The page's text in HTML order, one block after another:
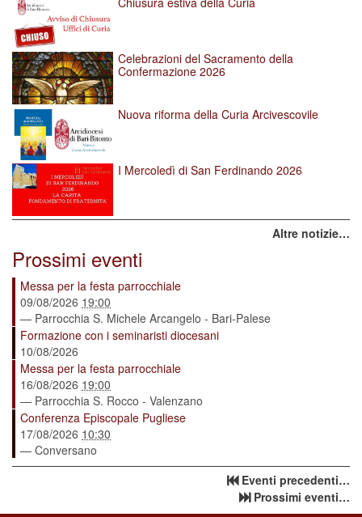
Celebrazioni del Sacramento della
Confermazione 2026
Nuova riforma della Curia Arcivescovile
I Mercoledì di San Ferdinando 2026
Altre notizie…
Prossimi eventi
Messa per la festa parrocchiale
09/08/2026 19:00
— Parrocchia S. Michele Arcangelo - Bari-Palese
Formazione con i seminaristi diocesani
10/08/2026
Messa per la festa parrocchiale
16/08/2026 19:00
— Parrocchia S. Rocco - Valenzano
Conferenza Episcopale Pugliese
17/08/2026 10:30
— Conversano
Eventi precedenti…
Prossimi eventi…